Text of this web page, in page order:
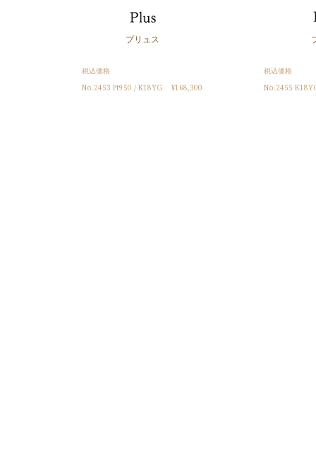
プリュス
税込価格
No.2453 Pt950 / K18YG ¥168,300
税込価格
No.2455